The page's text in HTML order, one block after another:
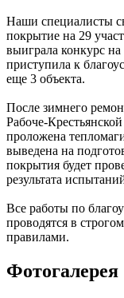
Наши специалисты
покрытие на 29
выиграла конкурс
приступила к
еще 3 объекта.
После зимнего
Рабоче-
проложена
выведена на
покрытия будет
результата
Все работы по
проводятся в
правилами.
Фотогалерея